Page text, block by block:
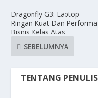
Dragonfly G3: Laptop
Ringan Kuat Dan Performa
Bisnis Kelas Atas
SEBELUMNYA
TENTANG PENULIS